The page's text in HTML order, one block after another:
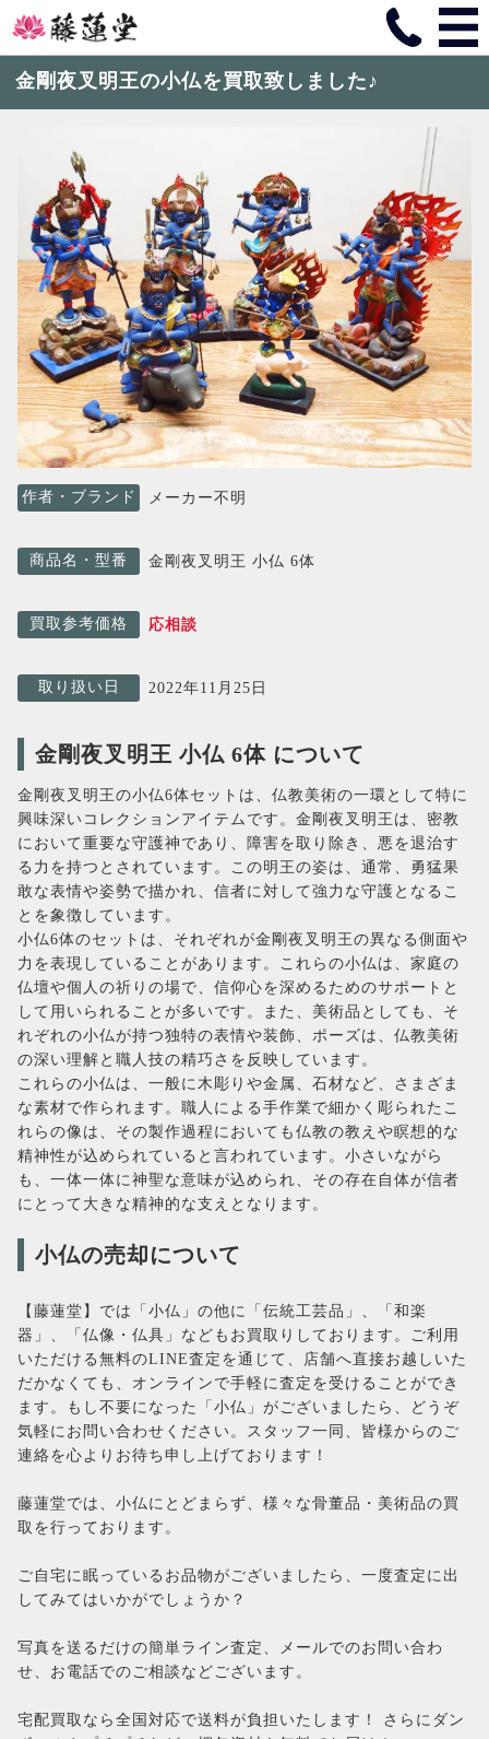
金剛夜叉明王の小仏を買取致しました♪
作者・ブランド メーカー不明
商品名・型番 金剛夜叉明王 小仏 6体
買取参考価格 応相談
取り扱い日 2022年11月25日
金剛夜叉明王 小仏 6体 について
金剛夜叉明王の小仏6体セットは、仏教美術の一環として特に
興味深いコレクションアイテムです。金剛夜叉明王は、密教
において重要な守護神であり、障害を取り除き、悪を退治す
る力を持つとされています。この明王の姿は、通常、勇猛果
敢な表情や姿勢で描かれ、信者に対して強力な守護となるこ
とを象徴しています。
小仏6体のセットは、それぞれが金剛夜叉明王の異なる側面や
力を表現していることがあります。これらの小仏は、家庭の
仏壇や個人の祈りの場で、信仰心を深めるためのサポートと
して用いられることが多いです。また、美術品としても、そ
れぞれの小仏が持つ独特の表情や装飾、ポーズは、仏教美術
の深い理解と職人技の精巧さを反映しています。
これらの小仏は、一般に木彫りや金属、石材など、さまざま
な素材で作られます。職人による手作業で細かく彫られたこ
れらの像は、その製作過程においても仏教の教えや瞑想的な
精神性が込められていると言われています。小さいながら
も、一体一体に神聖な意味が込められ、その存在自体が信者
にとって大きな精神的な支えとなります。
小仏の売却について
【藤蓮堂】では「小仏」の他に「伝統工芸品」、「和楽
器」、「仏像・仏具」などもお買取りしております。ご利用
いただける無料のLINE査定を通じて、店舗へ直接お越しいた
だかなくても、オンラインで手軽に査定を受けることができ
ます。もし不要になった「小仏」がございましたら、どうぞ
気軽にお問い合わせください。スタッフ一同、皆様からのご
連絡を心よりお待ち申し上げております！
藤蓮堂では、小仏にとどまらず、様々な骨董品・美術品の買
取を行っております。
ご自宅に眠っているお品物がございましたら、一度査定に出
してみてはいかがでしょうか？
写真を送るだけの簡単ライン査定、メールでのお問い合わ
せ、お電話でのご相談などございます。
宅配買取なら全国対応で送料が負担いたします！ さらにダン